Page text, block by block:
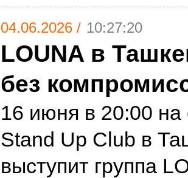
04.06.2026 / 10:27:20
LOUNA в
без
16 июня в 20:00 на
Stand Up Club в
выступит группа